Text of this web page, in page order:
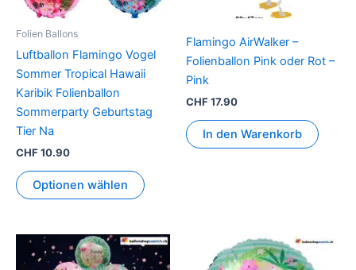
Folien Ballons
Luftballon Flamingo Vogel
Sommer Tropical Hawaii
Karibik Folienballon
Sommerparty Geburtstag
Tier Na
CHF10.90
Optionen wählen
Optionen
der
Produktseite
gewählt
werden
Flamingo AirWalker –
Folienballon Pink oder Rot –
Pink
CHF17.90
In den Warenkorb